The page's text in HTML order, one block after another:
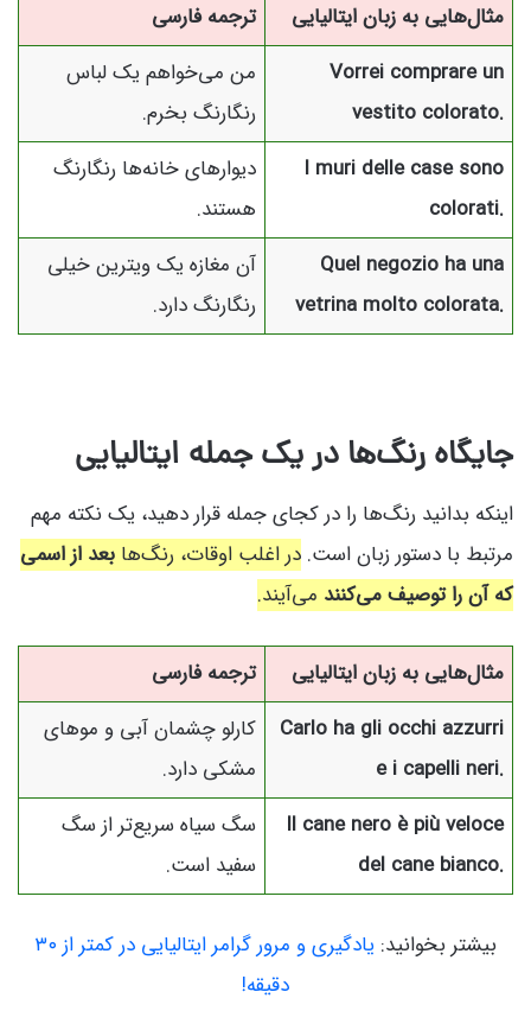
مثال‌هایی به زبان ایتالیایی
ترجمه فارسی
Vorrei comprare un
vestito colorato.
من می‌خواهم یک لباس
رنگارنگ بخرم.
I muri delle case sono
colorati.
دیوارهای خانه‌ها رنگارنگ
هستند.
Quel negozio ha una
vetrina molto colorata.
آن مغازه یک ویترین خیلی
رنگارنگ دارد.
جایگاه رنگ‌ها در یک جمله ایتالیایی
اینکه بدانید رنگ‌ها را در کجای جمله قرار دهید، یک نکته مهم
مرتبط با دستور زبان است. در اغلب اوقات، رنگ‌ها بعد از اسمی
که آن را توصیف می‌کنند می‌آیند.
مثال‌هایی به زبان ایتالیایی
ترجمه فارسی
Carlo ha gli occhi azzurri
e i capelli neri.
کارلو چشمان آبی و موهای
مشکی دارد.
Il cane nero è più veloce
del cane bianco.
سگ سیاه سریع‌تر از سگ
سفید است.
بیشتر بخوانید:
یادگیری و مرور گرامر ایتالیایی در کمتر از ۳۰
دقیقه!